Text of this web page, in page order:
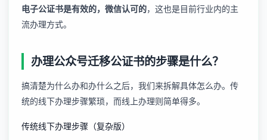
电子公证书是有效的，微信认可的，这也是目前行业内的主
流办理方式。
办理公众号迁移公证书的步骤是什么？
搞清楚为什么办和办什么之后，我们来拆解具体怎么办。传
统的线下办理步骤繁琐，而线上办理则简单得多。
传统线下办理步骤（复杂版）